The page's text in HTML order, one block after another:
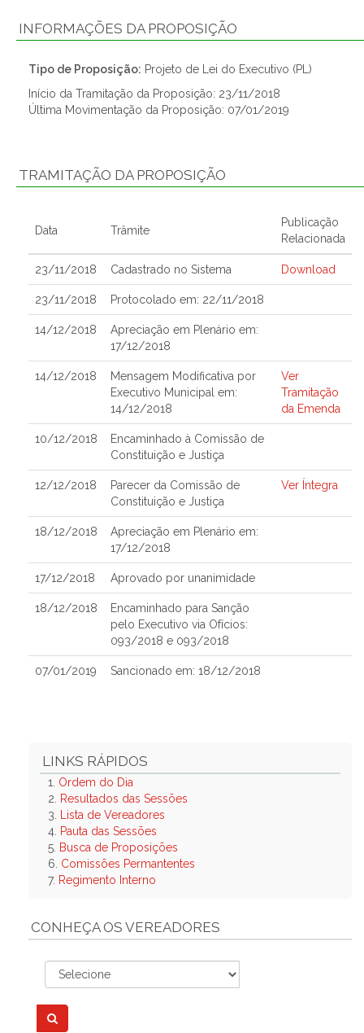
INFORMAÇÕES DA PROPOSIÇÃO
Tipo de Proposição: Projeto de Lei do Executivo (PL)
Início da Tramitação da Proposição: 23/11/2018
Última Movimentação da Proposição: 07/01/2019
TRAMITAÇÃO DA PROPOSIÇÃO
Data Trâmite
Publicação
Relacionada
23/11/2018 Cadastrado no Sistema Download
23/11/2018 Protocolado em: 22/11/2018
14/12/2018
Apreciação em Plenário em:
17/12/2018
14/12/2018
Mensagem Modificativa por
Executivo Municipal em:
14/12/2018
Ver
Tramitação
da Emenda
10/12/2018
Encaminhado à Comissão de
Constituição e Justiça
12/12/2018
Parecer da Comissão de
Constituição e Justiça
Ver Íntegra
18/12/2018
Apreciação em Plenário em:
17/12/2018
17/12/2018 Aprovado por unanimidade
18/12/2018
Encaminhado para Sanção
pelo Executivo via Ofícios:
093/2018 e 093/2018
07/01/2019 Sancionado em: 18/12/2018
LINKS RÁPIDOS
1. Ordem do Dia
2.
Resultados das Sessões
3.
Lista de Vereadores
4. Pauta das Sessões
5. Busca de Proposições
6. Comissões Permantentes
7. Regimento Interno
CONHEÇA OS VEREADORES